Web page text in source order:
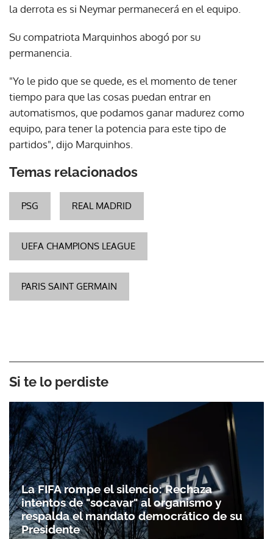
la derrota es si Neymar permanecerá en el equipo.
Su compatriota Marquinhos abogó por su
permanencia.
"Yo le pido que se quede, es el momento de tener
tiempo para que las cosas puedan entrar en
automatismos, que podamos ganar madurez como
equipo, para tener la potencia para este tipo de
partidos", dijo Marquinhos.
Temas relacionados
PSG REAL MADRID
UEFA CHAMPIONS LEAGUE
PARIS SAINT GERMAIN
Si te lo perdiste
La FIFA rompe el silencio: Rechaza
intentos de "socavar" al organismo y
respalda el mandato democrático de su
Presidente